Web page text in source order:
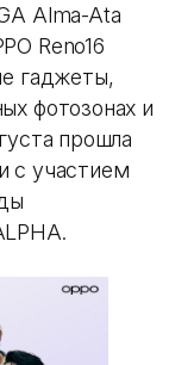
Alma-Ata
Reno16
гаджеты,
фотозонах и
прошла
с участием